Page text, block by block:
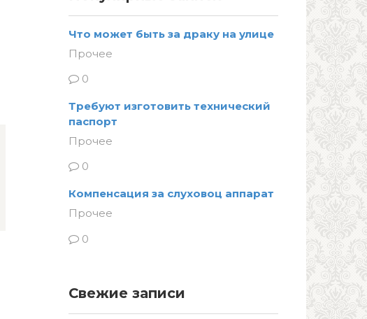
Что может быть за драку на улице
Прочее
0
Требуют изготовить технический
паспорт
Прочее
0
Компенсация за слуховоц аппарат
Прочее
0
Свежие записи